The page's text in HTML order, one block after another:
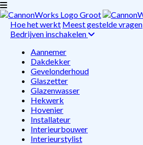
Hoe het werkt Meest gestelde vragen
Bedrijven inschakelen
Aannemer
Dakdekker
Gevelonderhoud
Glaszetter
Glazenwasser
Hekwerk
Hovenier
Installateur
Interieurbouwer
Interieurstylist